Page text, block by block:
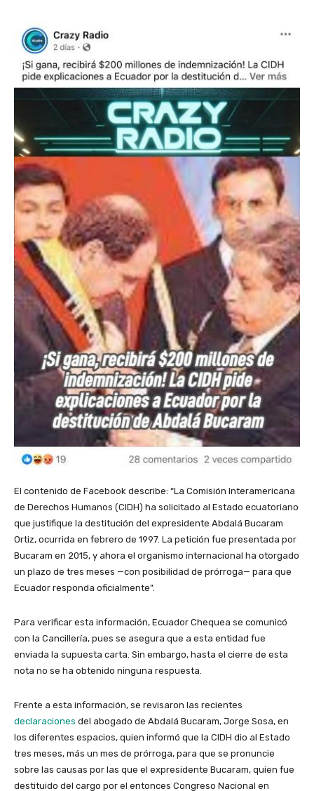
El contenido de Facebook describe: “La Comisión Interamericana
de Derechos Humanos (CIDH) ha solicitado al Estado ecuatoriano
que justifique la destitución del expresidente Abdalá Bucaram
Ortiz, ocurrida en febrero de 1997. La petición fue presentada por
Bucaram en 2015, y ahora el organismo internacional ha otorgado
un plazo de tres meses —con posibilidad de prórroga— para que
Ecuador responda oficialmente”.
Para verificar esta información, Ecuador Chequea se comunicó
con la Cancillería, pues se asegura que a esta entidad fue
enviada la supuesta carta. Sin embargo, hasta el cierre de esta
nota no se ha obtenido ninguna respuesta.
Frente a esta información, se revisaron las recientes
declaraciones del abogado de Abdalá Bucaram, Jorge Sosa, en
los diferentes espacios, quien informó que la CIDH dio al Estado
tres meses, más un mes de prórroga, para que se pronuncie
sobre las causas por las que el expresidente Bucaram, quien fue
destituido del cargo por el entonces Congreso Nacional en